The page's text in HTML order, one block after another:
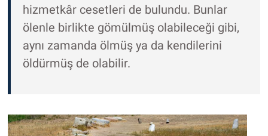
hizmetkâr cesetleri de bulundu. Bunlar
ölenle birlikte gömülmüş olabileceği gibi,
aynı zamanda ölmüş ya da kendilerini
öldürmüş de olabilir.